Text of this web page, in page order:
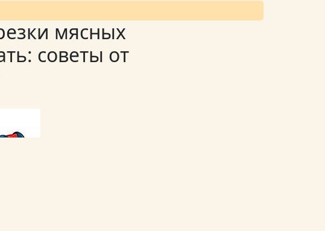
мясных
советы от